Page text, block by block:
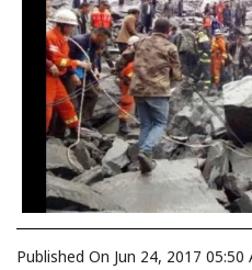
Published On Jun 24, 2017 05:50